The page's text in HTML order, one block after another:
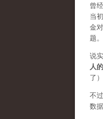
曾
当
金
题。
说
人
了
不
数